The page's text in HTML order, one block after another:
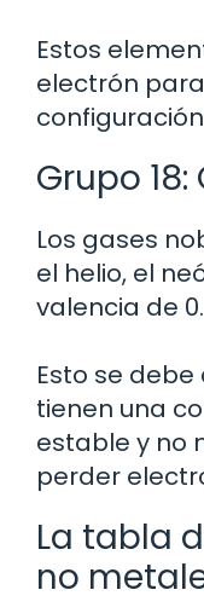
Estos
electrón
Grupo
Los gases
el helio, el
valencia de 0.
Esto se
tienen una
estable y no
perder
La tabla
no